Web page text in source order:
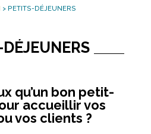
> PETITS-DÉJEUNERS
qu’un bon petit-
accueillir vos
vos clients ?